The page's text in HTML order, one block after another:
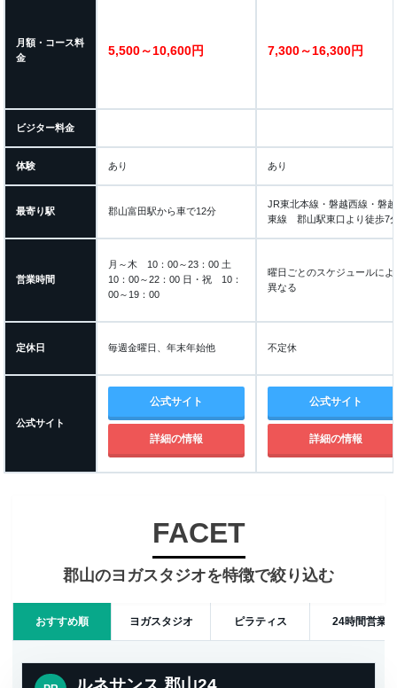
月額・コース料
金
5,500～10,600円 7,300～16,300円
ビジター料金
体験 あり あり
最寄り駅 郡山富田駅から車で12分
JR東北本線・磐越西線・磐越
東線 郡山駅東口より徒歩7
営業時間
月～木 10：00～23：00 土
10：00～22：00 日・祝 10：
00～19：00
曜日ごとのスケジュールによ
異なる
定休日 毎週金曜日、年末年始他 不定休
公式サイト
公式サイト
詳細の情報
公式サイト
詳細の情報
FACET
郡山のヨガスタジオを特徴で絞り込む
おすすめ順 ヨガスタジオ ピラティス 24時間営業